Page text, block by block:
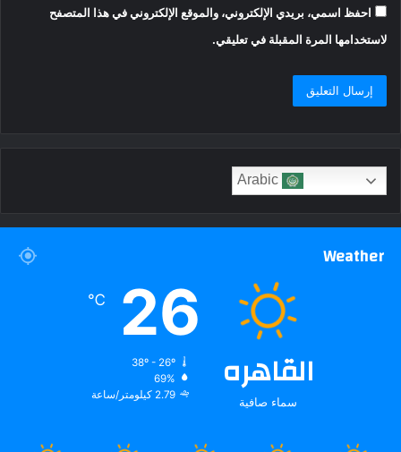
احفظ اسمي، بريدي الإلكتروني، والموقع الإلكتروني في هذا المتصفح
لاستخدامها المرة المقبلة في تعليقي.
Weather
القاهره
سماء صافية
26
℃
38º - 26º
69%
2.79 كيلومتر/ساعة